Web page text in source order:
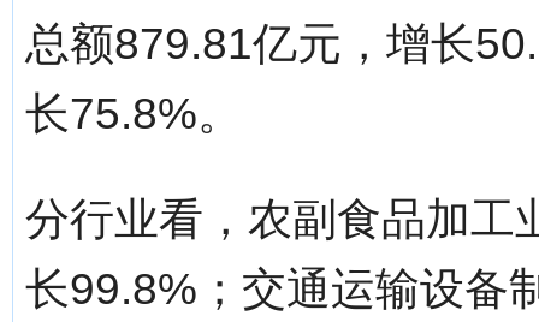
总额879.81亿元，增长
长75.8%。
分行业看，农副食品加工
长99.8%；交通运输设备